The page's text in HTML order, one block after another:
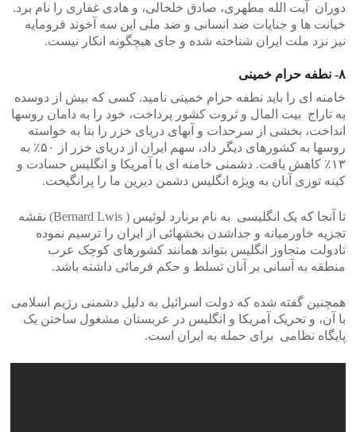
دوران آیت الله مطهری، صادق خلخالی، و هادی غفاری را نام برد.
خیانت ها و جنایات ضد انسانی و ضد ملی این سه آخوند فرومایه
نیز نزد ملت ایران شناخته شده و جای هیچگونه انکار نیست.
۸- نطفه حرام خمینی
خامنه ای را باید نطفه حرام خمینی نامید. کسی که بیش از دوسده
به تاراج بیت المال و ثروت کشور پرداخت، خود را به دامان روسها
انداخت، بخشی از سرحدات و آبهای دریای خزر را بنا به خواسته
روسها به کشورهای دیگر داد، سهم ایران از دریای خزر از ۵۰٪ به
۱۳٪ کاهش یافت. دشمنی خامنه ای با آمریکا و انگلیس حسادت و
کینه توزی آنان به ویژه انگلیس دشمن دیرین ما را پرانگیخت.
تا آنجا که یک انگلیسی به نام برنارد لوئیس ( Bernard Lwis) نقشه
تجزیه خاورمیانه و جداشدن بخشهائی از ایران را ترسیم نموده
تادولت متجاوز انگلیس بتواند همانند کشورهای کوچک عرب
منطقه به آسانی بر آنان تسلط و حکم فرمائی داشته باشد.
همچنین گفته شده که دولت اسرائیل به دلیل دشمنی رژیم اسلامی
با آن، و تحریک آمریکا و انگلیس در عربستان مشغول ساختن یک
پایگاه نظامی برای حمله به ایران است.